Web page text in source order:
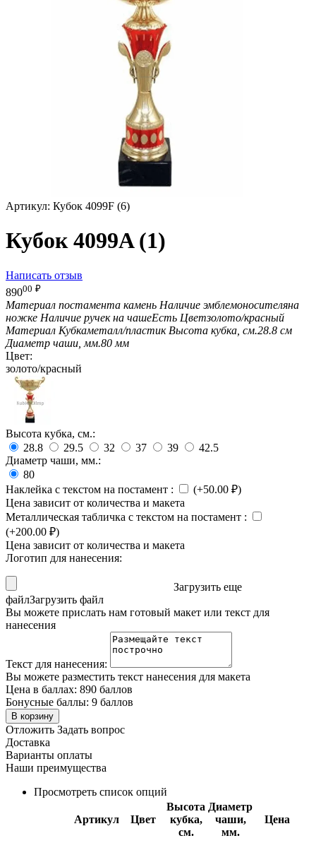
Артикул: Кубок 4099F (6)
Кубок 4099A (1)
Написать отзыв
89000 ₽
Материал постамента камень Наличие эмблемоносителяна
ножке Наличие ручек на чашеЕсть Цветзолото/красный
Материал Кубкаметалл/пластик Высота кубка, см.28.8 см
Диаметр чаши, мм.80 мм
Цвет:
золото/красный
Высота кубка, см.:
28.8
29.5 32 37 39
42.5
Диаметр чаши, мм.:
80
Наклейка с текстом на постамент : (+50.00 ₽)
Цена зависит от количества и макета
Металлическая табличка с текстом на постамент :
(+200.00 ₽)
Цена зависит от количества и макета
Логотип для нанесения:
Загрузить еще
файлЗагрузить файл
Вы можете прислать нам готовый макет или текст для
нанесения
Текст для нанесения:
Вы можете разместить текст нанесения для макета
Цена в баллах: 890 баллов
Бонусные баллы: 9 баллов
В корзину
Отложить Задать вопрос
Доставка
Варианты оплаты
Наши преимущества
Просмотреть список опций
Артикул Цвет
Высота
кубка,
см.
Диаметр
чаши,
мм.
Цена